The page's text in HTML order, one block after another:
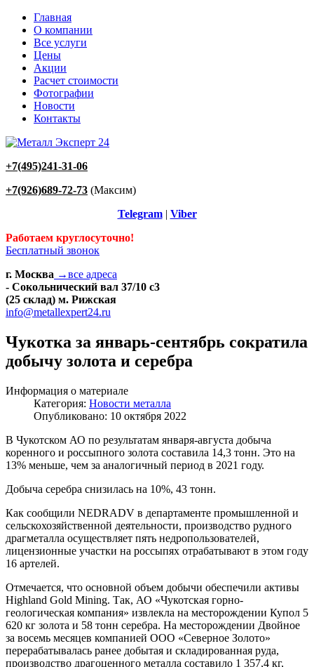
Главная
О компании
Все услуги
Цены
Акции
Расчет стоимости
Фотографии
Новости
Контакты
+7(495)241-31-06
+7(926)689-72-73 (Максим)
Telegram| Viber
Работаем круглосуточно!
Бесплатный звонок
г. Москва →все адреса
- Сокольнический вал 37/10 с3
(25 склад) м. Рижская
info@metallexpert24.ru
Чукотка за январь-сентябрь сократила
добычу золота и серебра
Информация о материале
Категория: Новости металла
Опубликовано: 10 октября 2022
В Чукотском АО по результатам января-августа добыча
коренного и россыпного золота составила 14,3 тонн. Это на
13% меньше, чем за аналогичный период в 2021 году.
Добыча серебра снизилась на 10%, 43 тонн.
Как сообщили NEDRADV в департаменте промышленной и
сельскохозяйственной деятельности, производство рудного
драгметалла осуществляет пять недропользователей,
лицензионные участки на россыпях отрабатывают в этом году
16 артелей.
Отмечается, что основной объем добычи обеспечили активы
Highland Gold Mining. Так, АО «Чукотская горно-
геологическая компания» извлекла на месторождении Купол 5
620 кг золота и 58 тонн серебра. На месторождении Двойное
за восемь месяцев компанией ООО «Северное Золото»
перерабатывалась ранее добытая и складированная руда,
производство драгоценного металла составило 1 357,4 кг,